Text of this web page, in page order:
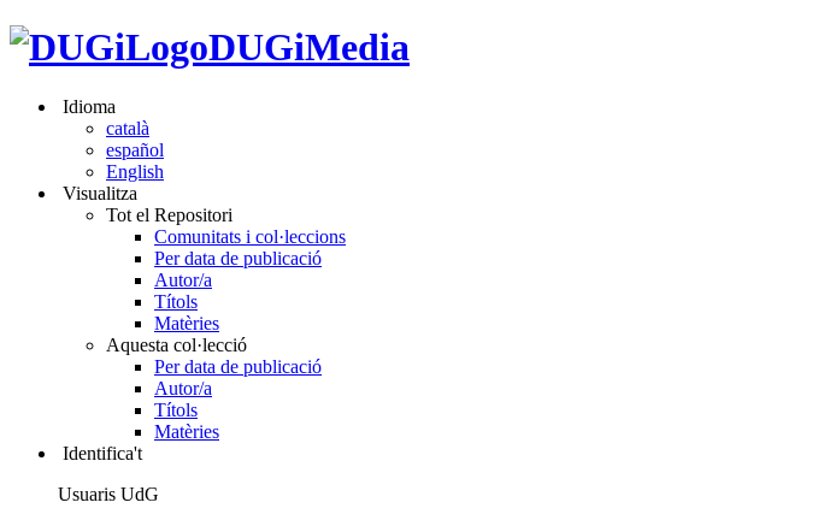
DUGiMedia
Idioma
català
español
English
Visualitza
Tot el Repositori
Comunitats i col·leccions
Per data de publicació
Autor/a
Títols
Matèries
Aquesta col·lecció
Per data de publicació
Autor/a
Títols
Matèries
Identifica't
Usuaris UdG